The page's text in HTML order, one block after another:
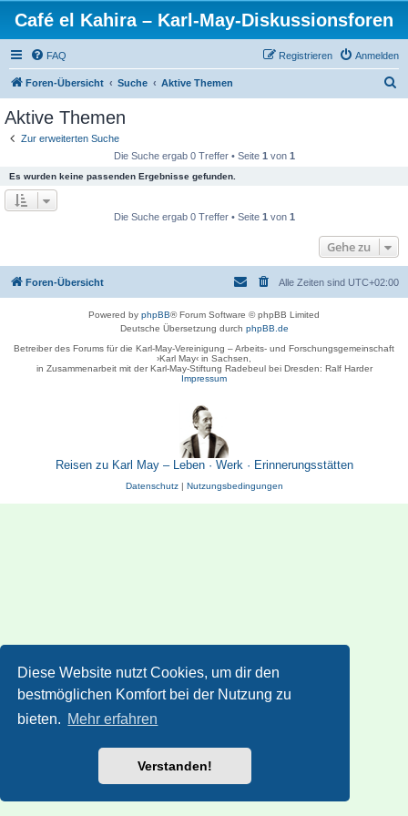
Diese Website nutzt Cookies, um dir den
bestmöglichen Komfort bei der Nutzung zu
bieten. Mehr erfahren
Verstanden!
Café el Kahira – Karl-May-Diskussionsforen
FAQ Anmelden
Registrieren
Foren-Übersicht Suche Aktive Themen
Aktive Themen
Zur erweiterten Suche
Die Suche ergab 0 Treffer • Seite 1 von 1
Es wurden keine passenden Ergebnisse gefunden.
Die Suche ergab 0 Treffer • Seite 1 von 1
Gehe zu
Foren-Übersicht Alle Zeiten sind UTC+02:00
Powered by phpBB® Forum Software © phpBB Limited
Deutsche Übersetzung durch phpBB.de
Betreiber des Forums für die Karl-May-Vereinigung – Arbeits- und Forschungsgemeinschaft
›Karl May‹ in Sachsen,
in Zusammenarbeit mit der Karl-May-Stiftung Radebeul bei Dresden: Ralf Harder
Impressum
Reisen zu Karl May – Leben · Werk · Erinnerungsstätten
Datenschutz| Nutzungsbedingungen